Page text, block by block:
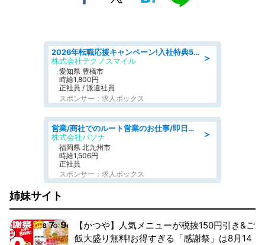
＞
2026年転職応援キャンペーン!入社特典58万円/デンソーで働こう!自動車工場で小型部品の検査業務 denso aichi
株式会社テクノスマイル
愛知県 豊橋市
時給1,800円
正社員 / 派遣社員
スポンサー：求人ボックス
＞
営業/商社でのルート営業のお仕事/即日勤務可/車通勤可/営業
株式会社パソナ
福岡県 北九州市
時給1,506円
正社員
スポンサー：求人ボックス
姉妹サイト
【かつや】人気メニューが税抜150円引き&ご
飯大盛り無料!お得すぎる「感謝祭」は8月14